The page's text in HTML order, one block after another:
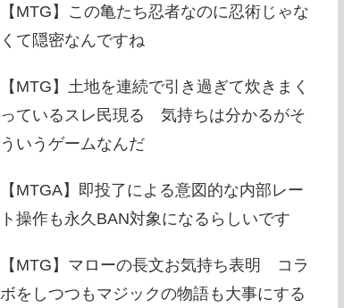
【MTG】この亀たち忍者なのに忍術じゃな
くて隠密なんですね
【MTG】土地を連続で引き過ぎて炊きまく
っているスレ民現る 気持ちは分かるがそ
ういうゲームなんだ
【MTGA】即投了による意図的な内部レー
ト操作も永久BAN対象になるらしいです
【MTG】マローの長文お気持ち表明 コラ
ボをしつつもマジックの物語も大事にする